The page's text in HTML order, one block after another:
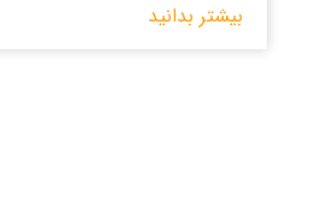
بیشتر بدانید